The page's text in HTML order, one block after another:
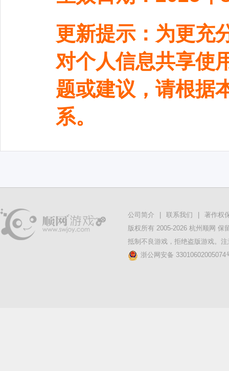
公司简介 联系我们
著作权
版权所有 2005-2026 杭州顺网 保
抵制不良游戏，拒绝盗版游戏。
浙公网安备 33010602005074